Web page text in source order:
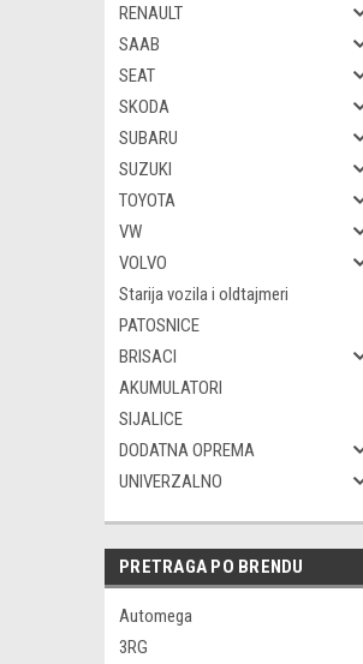
RENAULT
SAAB
SEAT
SKODA
SUBARU
SUZUKI
TOYOTA
VW
VOLVO
Starija vozila i oldtajmeri
PATOSNICE
BRISACI
AKUMULATORI
SIJALICE
DODATNA OPREMA
UNIVERZALNO
PRETRAGA PO BRENDU
Automega
3RG